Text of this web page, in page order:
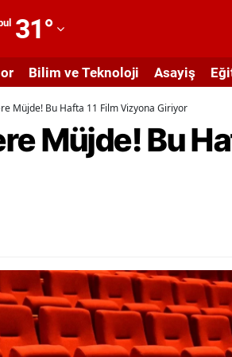
31°
Bilim ve Teknoloji Asayiş
Müjde! Bu Hafta 11 Film Vizyona Giriyor
Müjde! Bu